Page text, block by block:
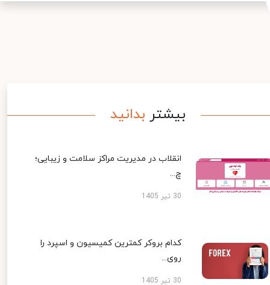
بیشتر بدانید
انقلاب در مدیریت مراکز سلامت و زیبایی؛
چ...
30 تیر 1405
کدام بروکر کمترین کمیسیون و اسپرد را
روی...
30 تیر 1405